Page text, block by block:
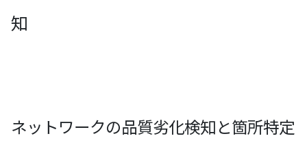
知
ネットワークの品質劣化検知と箇所特定